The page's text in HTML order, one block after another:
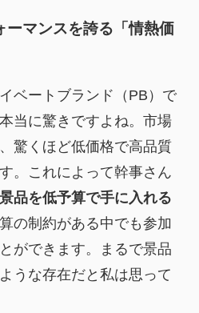
ーマンスを誇る「情熱価
ベートブランド（PB）で
当に驚きですよね。市場
驚くほど低価格で高品質
。これによって幹事さん
品を低予算で手に入れる
の制約がある中でも参加
ができます。まるで景品
うな存在だと私は思って